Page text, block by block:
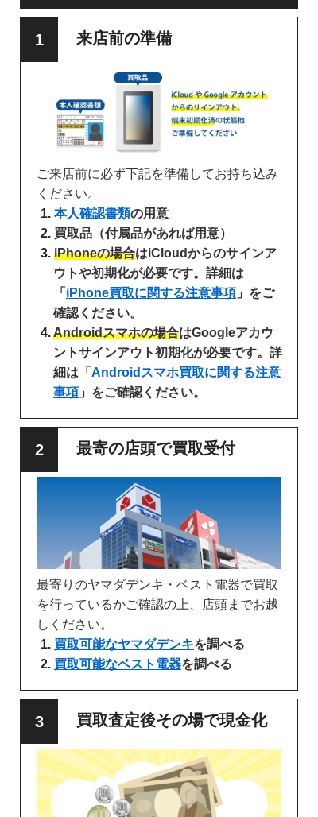
来店前の準備
ご来店前に必ず下記を準備してお持ち込み
ください。
本人確認書類の用意
買取品（付属品があれば用意）
iPhoneの場合はiCloudからのサインア
ウトや初期化が必要です。詳細は
「 iPhone買取に関する注意事項 」をご
確認ください。
Androidスマホの場合はGoogleアカウ
ントサインアウト初期化が必要です。詳
細は「 Androidスマホ買取に関する注意
事項 」をご確認ください。
最寄の店頭で買取受付
最寄りのヤマダデンキ・ベスト電器で買取
を行っているかご確認の上、店頭までお越
しください。
買取可能なヤマダデンキを調べる
買取可能なベスト電器を調べる
買取査定後その場で現金化